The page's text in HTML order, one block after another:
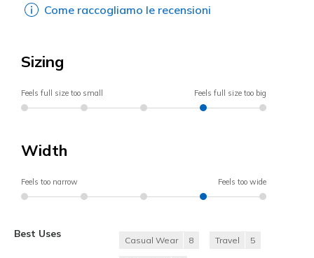
Come raccogliamo le recensioni
Sizing
Feels full size too small Feels full size too big
Width
Feels too narrow Feels too wide
Best Uses
Casual Wear 8 Travel 5